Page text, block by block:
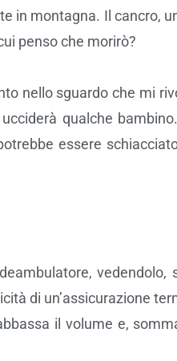
in montagna. Il cancro,
penso che morirò?
nello sguardo che mi
qualche
essere
di un’assicurazione
il volume e,